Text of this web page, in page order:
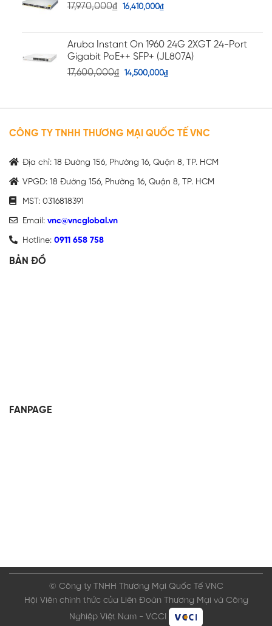
17,970,000₫ 16,410,000₫
Aruba Instant On 1960 24G 2XGT 24-Port
Gigabit PoE++ SFP+ (JL807A)
17,600,000₫ 14,500,000₫
CÔNG TY TNHH THƯƠNG MẠI QUỐC TẾ VNC
Địa chỉ: 18 Đường 156, Phường 16, Quận 8, TP. HCM
VPGD: 18 Đường 156, Phường 16, Quận 8, TP. HCM
MST: 0316818391
Email: vnc@vncglobal.vn
Hotline: 0911 658 758
BẢN ĐỒ
FANPAGE
© Công ty TNHH Thương Mại Quốc Tế VNC
Hội Viên chính thức của Liên Đoàn Thương Mại và Công
Nghiệp Việt Nam - VCCI